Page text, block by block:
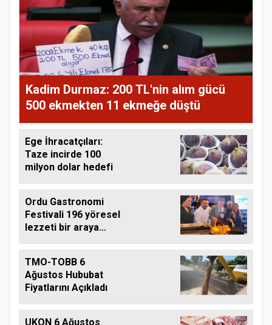
Kadim Durmaz: 200 TL'nin alım gücü
500 ekmekten 11 ekmeğe düştü
Ege İhracatçıları:
Taze incirde 100
milyon dolar hedefi
Ordu Gastronomi
Festivali 196 yöresel
lezzeti bir araya
TMO-TOBB 6
Ağustos Hububat
Fiyatlarını Açıkladı
UKON 6 Ağustos